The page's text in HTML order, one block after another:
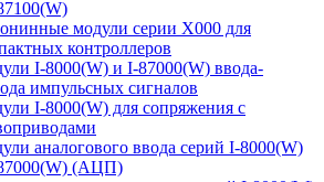
модули серии X000 для
контроллеров
I-8000(W) и I-87000(W) ввода-
импульсных сигналов
I-8000(W) для сопряжения с
аналогового ввода серий I-8000(W)
(АЦП)